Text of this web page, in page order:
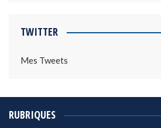
TWITTER
Mes Tweets
RUBRIQUES